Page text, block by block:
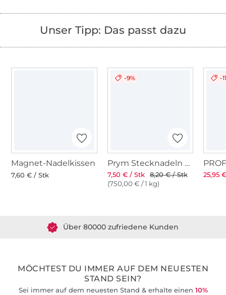
Unser Tipp: Das passt dazu
Magnet-Nadelkissen
7,60 € / Stk
-9%
Prym Stecknadeln mit Griff
7,50 € / Stk
8,20 € / Stk
(750,00 € / 1 kg)
-
25,95
Über 80000 zufriedene Kunden
MÖCHTEST DU IMMER AUF DEM NEUESTEN
STAND SEIN?
Sei immer auf dem neuesten Stand & erhalte einen 10%